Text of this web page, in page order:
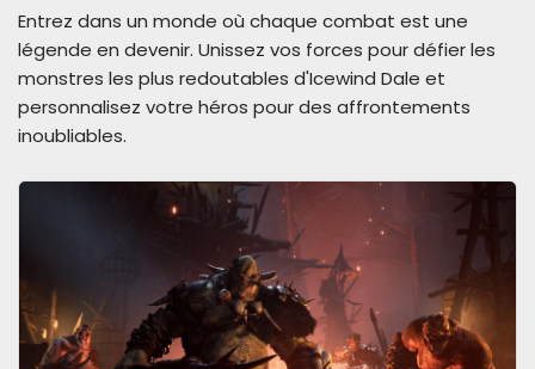
Entrez dans un monde où chaque combat est une
légende en devenir. Unissez vos forces pour défier les
monstres les plus redoutables d'Icewind Dale et
personnalisez votre héros pour des affrontements
inoubliables.